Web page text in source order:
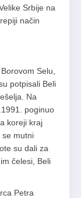
Srbije na
način
Selu,
potpisali Beli
Na
poginuo
koreji kraj
se mutni
su dali za
čelesi, Beli
Petra